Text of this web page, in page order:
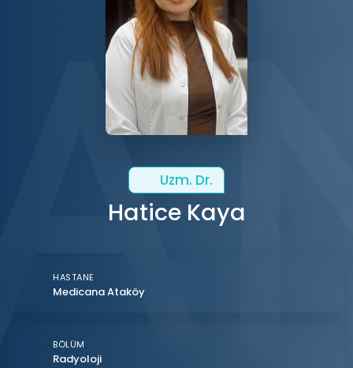
Uzm. Dr.
Hatice Kaya
HASTANE
Medicana Ataköy
BÖLÜM
Radyoloji